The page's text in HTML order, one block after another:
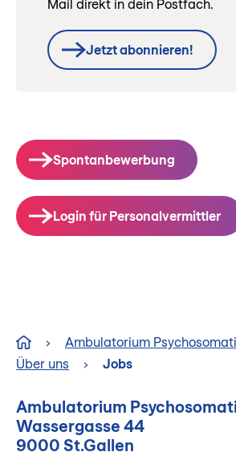
› Ambulatorium
Über uns
› Jobs
Ambulatorium
Wassergasse 44
9000 St.Gallen